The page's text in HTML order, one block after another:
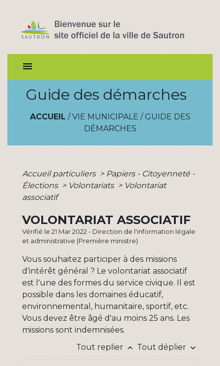
menu
Guide des démarches
ACCUEIL / VIE MUNICIPALE / GUIDE DES
DÉMARCHES
Accueil particuliers > Papiers - Citoyenneté -
Élections > Volontariats > Volontariat
associatif
VOLONTARIAT ASSOCIATIF
Vérifié le 21 Mar 2022 - Direction de l'information légale
et administrative (Première ministre)
Vous souhaitez participer à des missions
d'intérêt général ? Le volontariat associatif
est l'une des formes du service civique. Il est
possible dans les domaines éducatif,
environnemental, humanitaire, sportif, etc.
Vous devez être âgé d'au moins 25 ans. Les
missions sont indemnisées.
Tout replier keyboard_arrow_up Tout déplier keyboard_arrow_down